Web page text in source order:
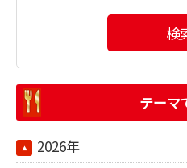
検
テーマ
2026年